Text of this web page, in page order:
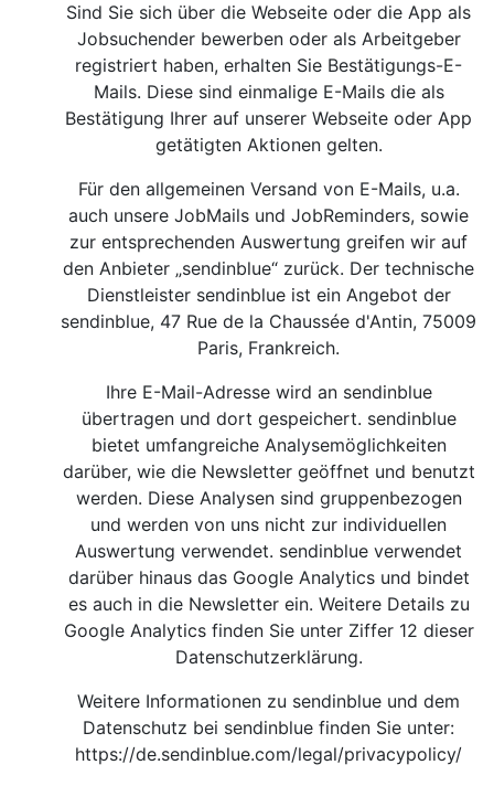
Sind Sie sich über die Webseite oder die App als
Jobsuchender bewerben oder als Arbeitgeber
registriert haben, erhalten Sie Bestätigungs-E-
Mails. Diese sind einmalige E-Mails die als
Bestätigung Ihrer auf unserer Webseite oder App
getätigten Aktionen gelten.
Für den allgemeinen Versand von E-Mails, u.a.
auch unsere JobMails und JobReminders, sowie
zur entsprechenden Auswertung greifen wir auf
den Anbieter „sendinblue“ zurück. Der technische
Dienstleister sendinblue ist ein Angebot der
sendinblue, 47 Rue de la Chaussée d'Antin, 75009
Paris, Frankreich.
Ihre E-Mail-Adresse wird an sendinblue
übertragen und dort gespeichert. sendinblue
bietet umfangreiche Analysemöglichkeiten
darüber, wie die Newsletter geöffnet und benutzt
werden. Diese Analysen sind gruppenbezogen
und werden von uns nicht zur individuellen
Auswertung verwendet. sendinblue verwendet
darüber hinaus das Google Analytics und bindet
es auch in die Newsletter ein. Weitere Details zu
Google Analytics finden Sie unter Ziffer 12 dieser
Datenschutzerklärung.
Weitere Informationen zu sendinblue und dem
Datenschutz bei sendinblue finden Sie unter:
https://de.sendinblue.com/legal/privacypolicy/